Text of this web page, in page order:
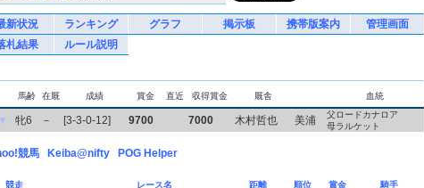
新状況 ランキング グラフ 掲示板 携帯版案内
管理画面
札結果
ルール説明
馬齢 在厩 成績 賞金 直近 収得賞金 厩舎 血統
▼ 牝6 － [3-3-0-12] 9700 7000 木村哲也 美浦
父ロードカナロア
母ラルケット
競馬 Keiba@nifty POG Helper
競走 レース名 距離 順位 賞金 騎手